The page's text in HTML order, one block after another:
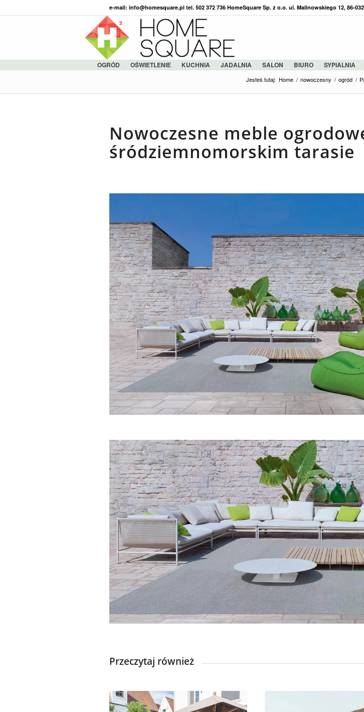
e-mail: info@homesquare.pl tel. 502 372 736 HomeSquare Sp. z o.o. ul. Malinowskiego 12, 86-
OGRÓD OŚWIETLENIE KUCHNIA JADALNIA SALON BIURO SYPIALNIA
Jesteś tutaj: Home / nowoczesny / ogród /
Nowoczesne meble
śródziemnomorskim tarasie
Przeczytaj również